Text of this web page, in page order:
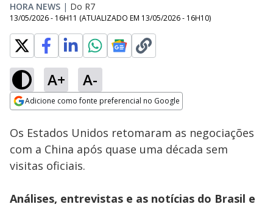
HORA NEWS | Do R7
13/05/2026 - 16H11 (ATUALIZADO EM 13/05/2026 - 16H10)
A+ A-
Adicione como fonte preferencial no Google
Ativar
Loaded:
6.20%
Os Estados Unidos retomaram as negociações
com a China após quase uma década sem
visitas oficiais.
Análises, entrevistas e as notícias do Brasil e